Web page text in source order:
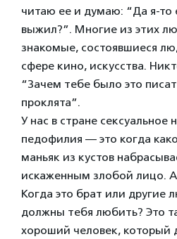
читаю ее и думаю: “Да я-то
выжил?”. Многие из этих
знакомые, состоявшиеся
сфере кино, искусства.
“Зачем тебе было это
проклята”.
У нас в стране сексуальное
педофилия — это когда
маньяк из кустов
искаженным злобой лицо. А
Когда это брат или другие
должны тебя любить? Это
хороший человек, который